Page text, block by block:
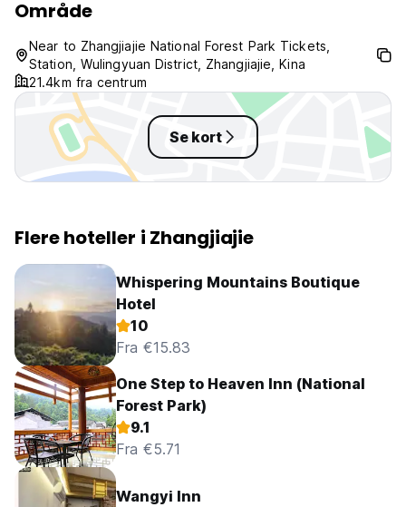
***Ejendomspolitikker og -betingelser***
1).3 dages varsel for gratis afbestilling.
2).24 timers check-in og check-out før kl.
3). Vi accepterer kreditkort og kontant betaling ved
ankomst. (Auto-translated from original language)
Område
Near to Zhangjiajie National Forest Park Tickets,
Station, Wulingyuan District, Zhangjiajie, Kina
21.4km fra centrum
Se kort
Flere hoteller i Zhangjiajie
Whispering Mountains Boutique
Hotel
10
Fra €15.83
One Step to Heaven Inn (National
Forest Park)
9.1
Fra €5.71
Wangyi Inn